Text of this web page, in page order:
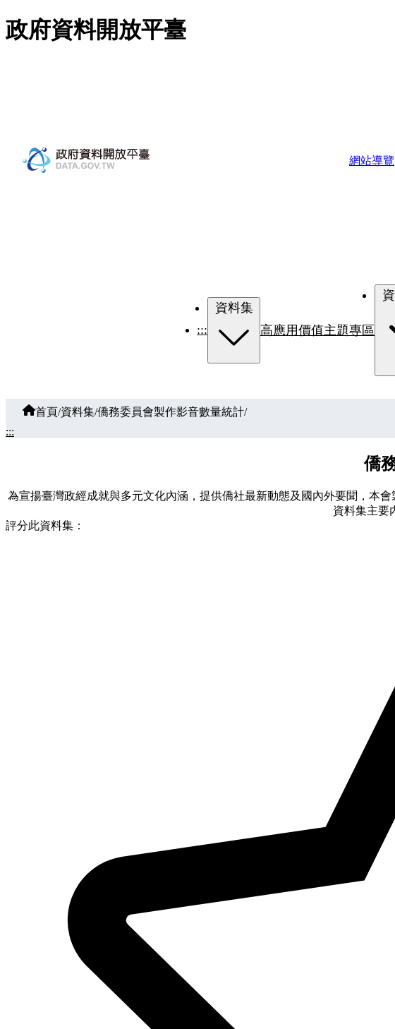
跳至主要內容
政府資料開放平臺
網站導覽
:::
資料集
高應用價值主題專區
首頁/資料集/僑務委員會製作影音數量統計/
:::
僑
為宣揚臺灣政經成就與多元文化內涵，提供僑社最新動態及國內外要聞，本
資料集主要
評分此資料集：